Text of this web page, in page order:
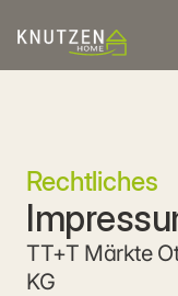
Rechtliches
TT+T Märkte
KG